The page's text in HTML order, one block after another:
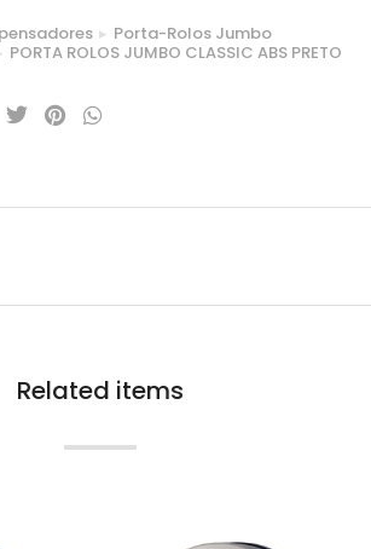
Porta-Rolos Jumbo
PORTA ROLOS JUMBO CLASSIC ABS PRETO
Related items